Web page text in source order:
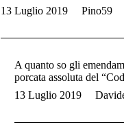
13 Luglio 2019
Pino59
A quanto so gli
porcata assoluta del
13 Luglio 2019